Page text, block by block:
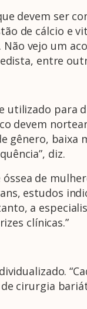
devem ser
de cálcio
vejo um
entre
para
devem
gênero,
diz.
de
estudos
a
clínicas.”
cirurgia